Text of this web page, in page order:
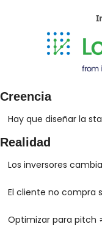
Creencia
Hay que diseñar la
Realidad
Los inversores
El cliente no compra
Optimizar para pitch